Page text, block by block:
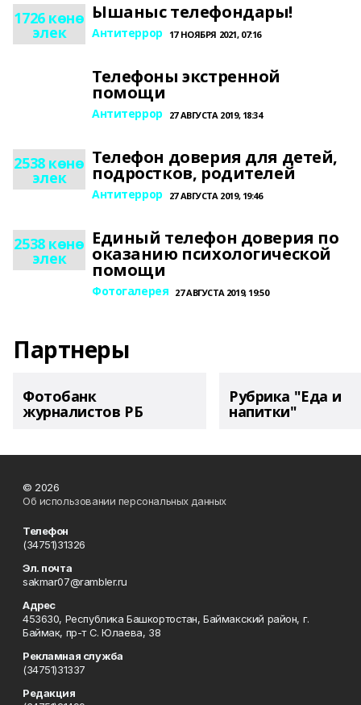
1726 көнө
элек
Ышаныс телефондары!
Антитеррор 17 НОЯБРЯ 2021, 07:16
Телефоны экстренной
помощи
Антитеррор 27 АВГУСТА 2019, 18:34
2538 көнө
элек
Телефон доверия для детей,
подростков, родителей
Антитеррор 27 АВГУСТА 2019, 19:46
2538 көнө
элек
Единый телефон доверия по
оказанию психологической
помощи
Фотогалерея 27 АВГУСТА 2019, 19:50
Партнеры
Фотобанк
журналистов РБ
Рубрика "Еда и
напитки"
© 2026
Об использовании персональных данных
Телефон
(34751)31326
Эл. почта
sakmar07@rambler.ru
Адрес
453630, Республика Башкортостан, Баймакский район, г.
Баймак, пр-т С. Юлаева, 38
Рекламная служба
(34751)31337
Редакция